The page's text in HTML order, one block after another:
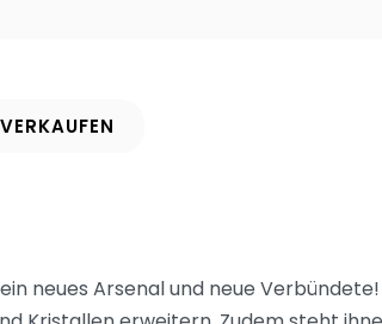
VERKAUFEN
neues Arsenal und neue